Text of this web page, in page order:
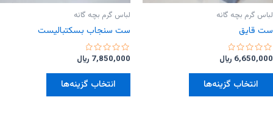
لباس گرم بچه گانه
ست قایق
امتیاز
از
6,650,000 ﷼
انتخاب گزینه‌ها
این
لباس گرم بچه گانه
ست سنجاب بسکتبالیست
امتیاز
از
7,850,000 ﷼
انتخاب گزینه‌ها
این